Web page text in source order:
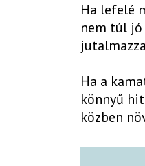
Ha lefelé
nem túl jó
Ha a
könnyű
közben